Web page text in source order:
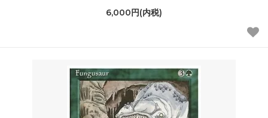
6,000円(内税)